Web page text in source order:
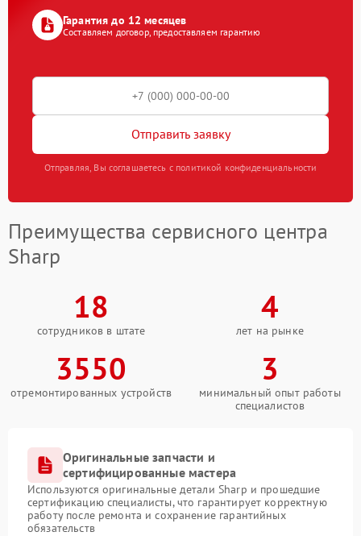
Гарантия до 12 месяцев
Составляем договор, предоставляем гарантию
Отправить заявку
Отправляя, Вы соглашаетесь с политикой конфиденциальности
Преимущества сервисного центра
Sharp
18
сотрудников в штате
4
лет на рынке
3550
отремонтированных устройств
3
минимальный опыт работы
специалистов
Оригинальные запчасти и
сертифицированные мастера
Используются оригинальные детали Sharp и прошедшие
сертификацию специалисты, что гарантирует корректную
работу после ремонта и сохранение гарантийных
обязательств